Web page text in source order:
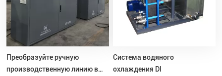
Преобразуйте ручную
производственную линию в
Система водяного
охлаждения DI